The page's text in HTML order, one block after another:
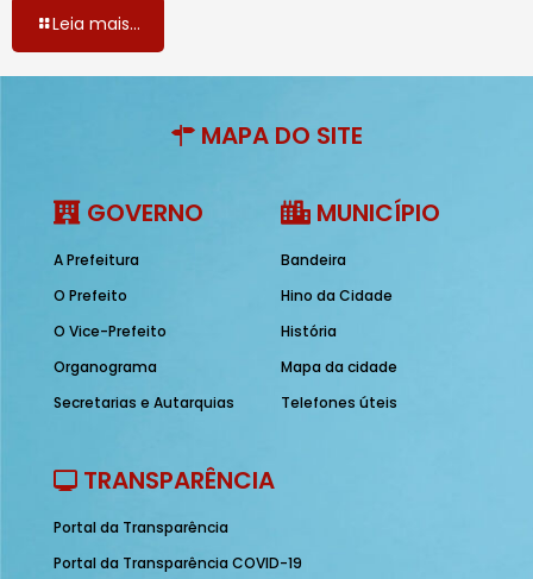
Leia mais...
MAPA DO SITE
GOVERNO
A Prefeitura
O Prefeito
O Vice-Prefeito
Organograma
Secretarias e Autarquias
MUNICÍPIO
Bandeira
Hino da Cidade
História
Mapa da cidade
Telefones úteis
TRANSPARÊNCIA
Portal da Transparência
Portal da Transparência COVID-19